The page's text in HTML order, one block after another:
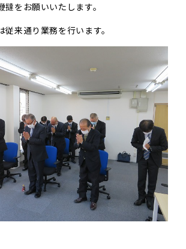
をお願いいたします。
従来通り業務を行います。